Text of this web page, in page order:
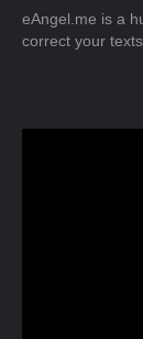
eAngel.me is a
correct your